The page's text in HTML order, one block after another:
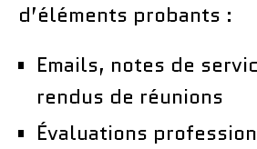
d’éléments probants :
Emails, notes de
rendus de réunions
Évaluations